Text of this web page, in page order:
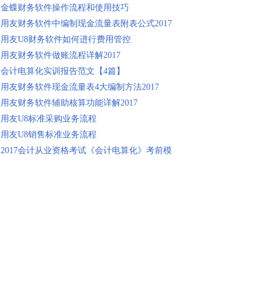
金蝶财务软件操作流程和使用技巧
用友财务软件中编制现金流量表附表公式2017
用友U8财务软件如何进行费用管控
用友财务软件做账流程详解2017
会计电算化实训报告范文【4篇】
用友财务软件现金流量表4大编制方法2017
用友财务软件辅助核算功能详解2017
用友U8标准采购业务流程
用友U8销售标准业务流程
2017会计从业资格考试《会计电算化》考前模